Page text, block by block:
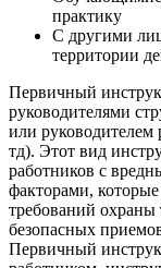
практику
С другими
территории
Первичный
руководителями
или руководителем
тд). Этот вид
работников с
факторами,
требований охраны
безопасных
Первичный